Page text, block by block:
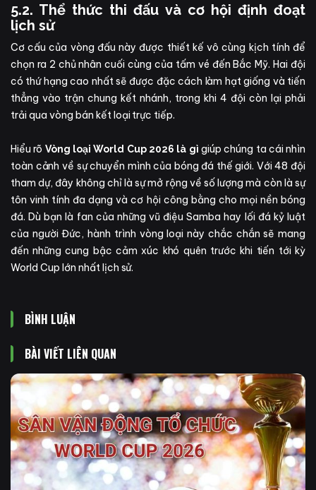
5.2. Thể thức thi đấu và cơ hội định đoạt
lịch sử
Cơ cấu của vòng đấu này được thiết kế vô cùng kịch tính để
chọn ra 2 chủ nhân cuối cùng của tấm vé đến Bắc Mỹ. Hai đội
có thứ hạng cao nhất sẽ được đặc cách làm hạt giống và tiến
thẳng vào trận chung kết nhánh, trong khi 4 đội còn lại phải
trải qua vòng bán kết loại trực tiếp.
Hiểu rõ Vòng loại World Cup 2026 là gì giúp chúng ta cái nhìn
toàn cảnh về sự chuyển mình của bóng đá thế giới. Với 48 đội
tham dự, đây không chỉ là sự mở rộng về số lượng mà còn là sự
tôn vinh tính đa dạng và cơ hội công bằng cho mọi nền bóng
đá. Dù bạn là fan của những vũ điệu Samba hay lối đá kỷ luật
của người Đức, hành trình vòng loại này chắc chắn sẽ mang
đến những cung bậc cảm xúc khó quên trước khi tiến tới kỳ
World Cup lớn nhất lịch sử.
BÌNH LUẬN
BÀI VIẾT LIÊN QUAN